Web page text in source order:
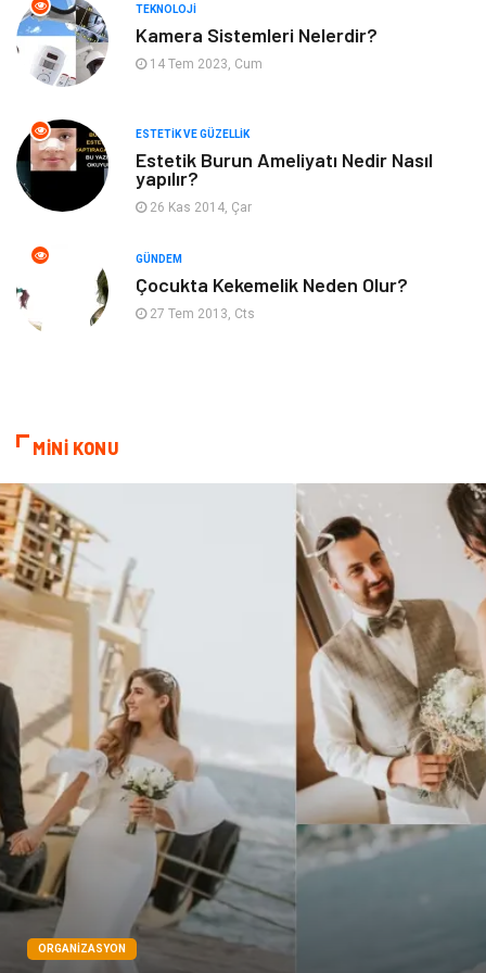
Kadın Hastalıkları Alternatif Tıp
Güzellik
Beslenme
Psikolojik Hastalıklar
Kanser
Bakım Aksesuar
Sağlık Haberleri Blogroll
Spor Malzemeleri Hediyelik Eşya
Kültür Acil ve İlkyardım
TEKNOLOJI
Kamera Sistemleri Nelerdir?
14 Tem 2023, Cum
ESTETIK VE GÜZELLIK
Estetik Burun Ameliyatı Nedir Nasıl
yapılır?
26 Kas 2014, Çar
GÜNDEM
Çocukta Kekemelik Neden Olur?
27 Tem 2013, Cts
MİNİ KONU
ORGANIZASYON